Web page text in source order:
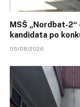
MSŠ „Nordbat-
kandidata po
05/08/2026